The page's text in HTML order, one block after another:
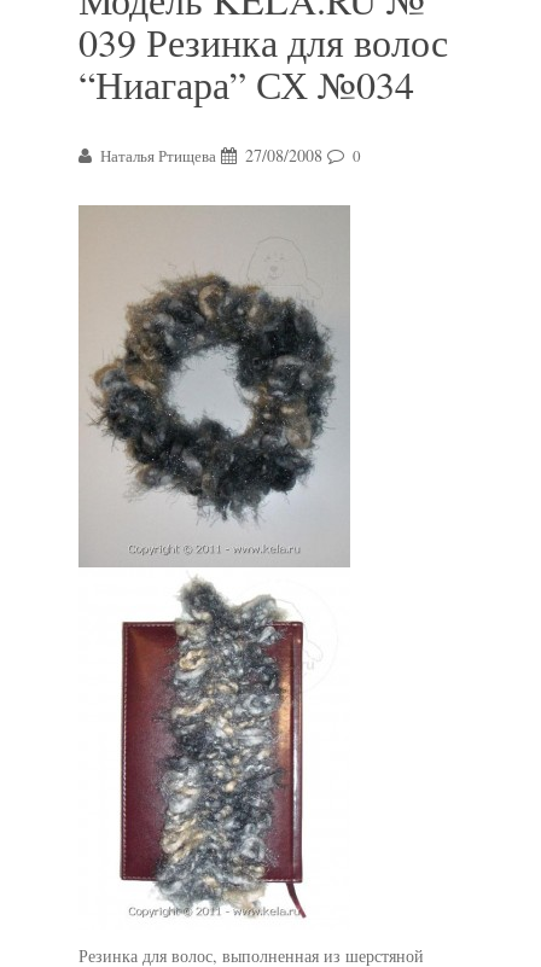
039 Резинка для волос
“Ниагара” СХ №034
Наталья Ртищева 27/08/2008 0
Резинка для волос, выполненная из шерстяной